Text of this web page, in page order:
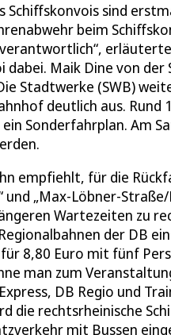
Schiffskonvois sind
beim
dabei. Maik Dine von
Stadtwerke (SWB)
deutlich aus.
ein Sonderfahrplan. Am
empfiehlt, für die
und „Max-Löbner-
Wartezeiten zu
der DB
8,80 Euro mit fünf
man zum
DB Regio und
die rechtsrheinische
mit Bussen